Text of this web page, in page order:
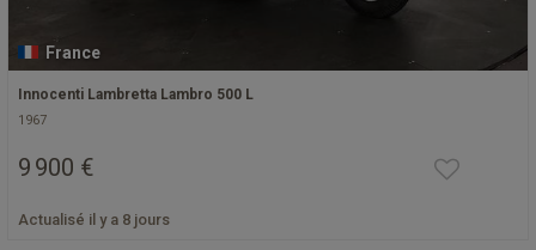
France
Innocenti Lambretta Lambro 500 L
1967
9 900 €
Actualisé il y a 8 jours